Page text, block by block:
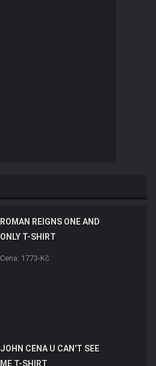
ROMAN REIGNS ONE AND
ONLY T-SHIRT
Cena: 1773-Kč
JOHN CENA U CAN'T SEE
ME T-SHIRT